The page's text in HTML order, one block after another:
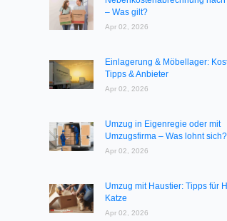
– Was gilt?
Apr 02, 2026
Einlagerung & Möbellager:
Tipps & Anbieter
Apr 02, 2026
Umzug in Eigenregie oder mit
Umzugsfirma – Was lohnt sich?
Apr 02, 2026
Umzug mit Haustier: Tipps für
Katze
Apr 02, 2026